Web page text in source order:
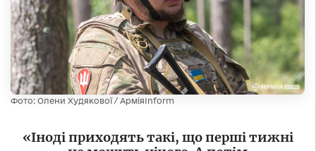
Фото: Олени Худякової / АрміяInform
«Іноді приходять такі, що перші тижні